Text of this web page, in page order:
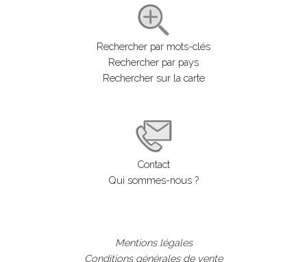
Rechercher par mots-clés
Rechercher par pays
Rechercher sur la carte
Contact
Qui sommes-nous ?
Mentions légales
Conditions générales de vente